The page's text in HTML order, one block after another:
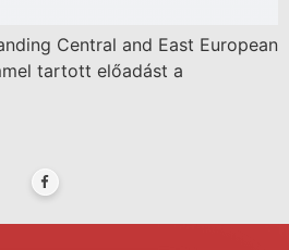
Central and East European
tartott előadást a